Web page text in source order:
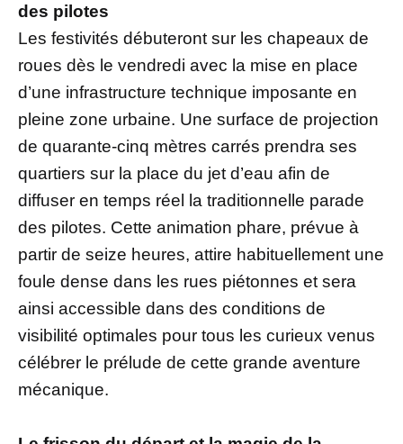
des pilotes
Les festivités débuteront sur les chapeaux de
roues dès le vendredi avec la mise en place
d’une infrastructure technique imposante en
pleine zone urbaine. Une surface de projection
de quarante-cinq mètres carrés prendra ses
quartiers sur la place du jet d’eau afin de
diffuser en temps réel la traditionnelle parade
des pilotes. Cette animation phare, prévue à
partir de seize heures, attire habituellement une
foule dense dans les rues piétonnes et sera
ainsi accessible dans des conditions de
visibilité optimales pour tous les curieux venus
célébrer le prélude de cette grande aventure
mécanique.